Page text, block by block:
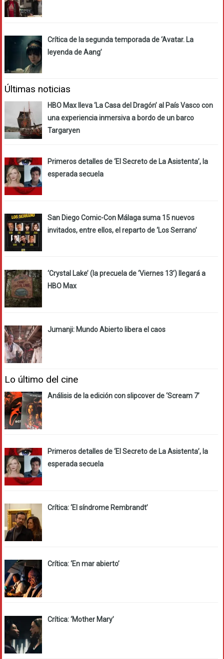
Crítica de la segunda temporada de ‘Avatar. La
leyenda de Aang’
Últimas noticias
HBO Max lleva ‘La Casa del Dragón’ al País Vasco con
una experiencia inmersiva a bordo de un barco
Targaryen
Primeros detalles de ‘El Secreto de La Asistenta’, la
esperada secuela
San Diego Comic-Con Málaga suma 15 nuevos
invitados, entre ellos, el reparto de ‘Los Serrano’
‘Crystal Lake’ (la precuela de ‘Viernes 13’) llegará a
HBO Max
Jumanji: Mundo Abierto libera el caos
Lo último del cine
Análisis de la edición con slipcover de ‘Scream 7’
Primeros detalles de ‘El Secreto de La Asistenta’, la
esperada secuela
Crítica: ‘El síndrome Rembrandt’
Crítica: ‘En mar abierto’
Crítica: ‘Mother Mary’